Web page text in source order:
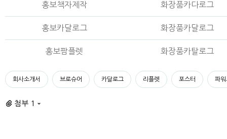
홍보책자제작 화장품카다로그
홍보카달로그 화장품카달로그
홍보팜플렛 화장품카탈로그
회사소개서 브로슈어 카달로그 리플렛 포스터 파워
첨부 1